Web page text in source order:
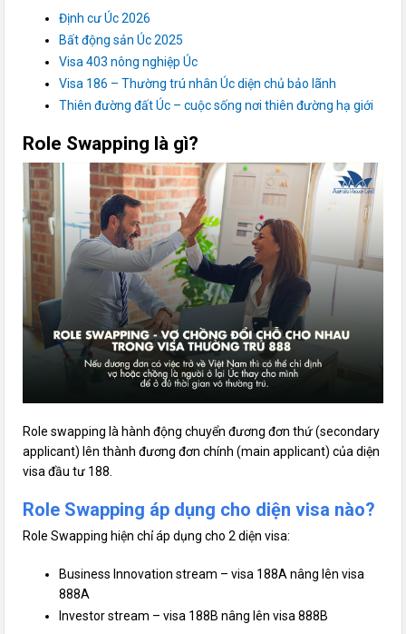
Định cư Úc 2026
Bất động sản Úc 2025
Visa 403 nông nghiệp Úc
Visa 186 – Thường trú nhân Úc diện chủ bảo lãnh
Thiên đường đất Úc – cuộc sống nơi thiên đường hạ giới
Role Swapping là gì?
Role swapping là hành động chuyển đương đơn thứ (secondary
applicant) lên thành đương đơn chính (main applicant) của diện
visa đầu tư 188.
Role Swapping áp dụng cho diện visa nào?
Role Swapping hiện chỉ áp dụng cho 2 diện visa:
Business Innovation stream – visa 188A nâng lên visa
888A
Investor stream – visa 188B nâng lên visa 888B